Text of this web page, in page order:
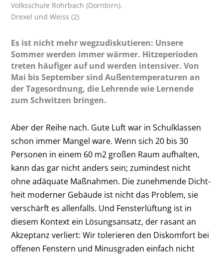
Volksschule Rohrbach (Dornbirn).
Drexel und Weiss (2)
Es ist nicht mehr wegzudiskutieren: Unsere
Sommer werden immer wärmer. Hitzeperioden
treten häufiger auf und werden intensiver. Von
Mai bis September sind Außentemperaturen an
der Tagesordnung, die Lehrende wie Lernende
zum Schwitzen bringen.
Aber der Reihe nach. Gute Luft war in Schulklassen
schon immer Mangel­ ware. Wenn sich 20 bis 30
Personen in einem 60 m2 großen Raum aufhalten,
kann das gar nicht anders sein; zumindest nicht
ohne ad­äquate Maßnahmen. Die zunehmende Dicht­
heit moderner Gebäude ist nicht das Problem, sie
verschärft es allenfalls. Und Fenster­lüftung ist in
diesem Kontext ein Lösungs­ansatz, der rasant an
Akzeptanz verliert: Wir tolerieren den Diskomfort bei
offenen Fenstern und Minusgraden einfach nicht